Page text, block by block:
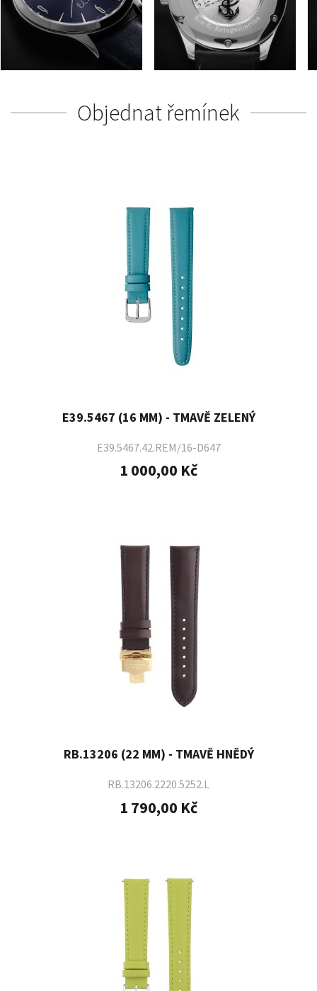
Objednat řemínek
E39.5467 (16 MM) - TMAVĚ ZELENÝ
E39.5467.42.REM/16-D647
1 000,00 Kč
RB.13206 (22 MM) - TMAVĚ HNĚDÝ
RB.13206.2220.5252.L
1 790,00 Kč